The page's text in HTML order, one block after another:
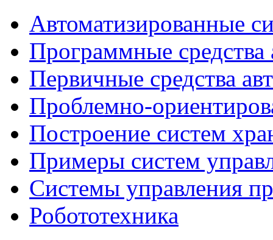
Автоматизированные
Программные средства
Первичные средства
Проблемно-
Построение систем
Примеры систем
Системы управления
Робототехника